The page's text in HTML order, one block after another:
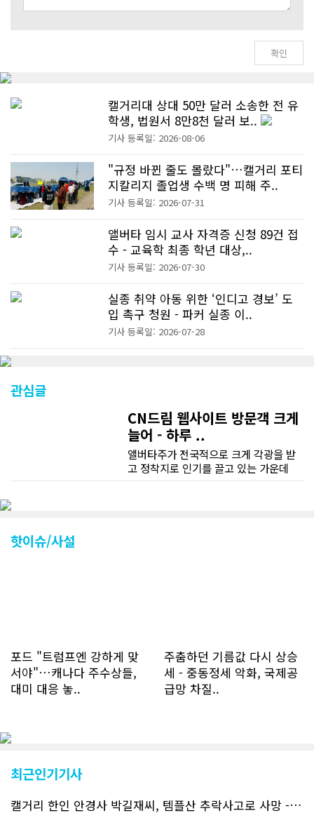
캘거리대 상대 50만 달러 소송한 전 유
학생, 법원서 8만8천 달러 보..
기사 등록일: 2026-08-06
"규정 바뀐 줄도 몰랐다"…캘거리 포티
지칼리지 졸업생 수백 명 피해 주..
기사 등록일: 2026-07-31
앨버타 임시 교사 자격증 신청 89건 접
수 - 교육학 최종 학년 대상,..
기사 등록일: 2026-07-30
실종 취약 아동 위한 ‘인디고 경보’ 도
입 촉구 청원 - 파커 실종 이..
기사 등록일: 2026-07-28
관심글
CN드림 웹사이트 방문객 크게
늘어 - 하루 ..
앨버타주가 전국적으로 크게 각광을 받
고 정착지로 인기를 끌고 있는 가운데
에는 크게 늘어 하루 평균 11명에 달해
60% 증가했는데 (년간 4천명) 신규 가
입자의 절반 정도는 타주에서 이주를 검
토하고 있거나 갓 이주한 회원들로 나타
등재가 지연되곤 했으나 동포사회의 뜨
핫이슈/사설
포드 "트럼프엔 강하게 맞
서야"…캐나다 주수상들,
대미 대응 놓..
주춤하던 기름값 다시 상승
세 - 중동정세 악화, 국제공
급망 차질..
최근인기기사
캘거리 한인 안경사 박길재씨, 템플산 추락사고로 사망 - 헬기 구조..